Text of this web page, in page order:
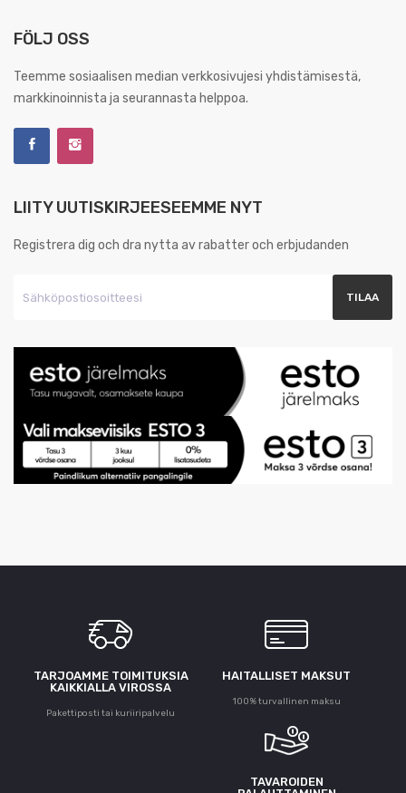
FÖLJ OSS
Teemme sosiaalisen median verkkosivujesi yhdistämisestä,
markkinoinnista ja seurannasta helppoa.
LIITY UUTISKIRJEESEEMME NYT
Registrera dig och dra nytta av rabatter och erbjudanden
TARJOAMME TOIMITUKSIA
KAIKKIALLA VIROSSA
Pakettiposti tai kuriiripalvelu
HAITALLISET MAKSUT
100% turvallinen maksu
TAVAROIDEN